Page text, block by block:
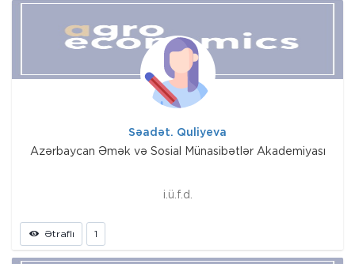
Səadət. Quliyeva
Azərbaycan Əmək və Sosial Münasibətlər Akademiyası
i.ü.f.d.
Ətraflı 1